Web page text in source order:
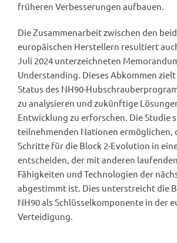
früheren Verbesserungen aufbauen.
Die Zusammenarbeit zwischen den
europäischen Herstellern resultiert
Juli 2024 unterzeichneten
Understanding. Dieses Abkommen
Status des NH90-
zu analysieren und zukünftige
Entwicklung zu erforschen. Die Studie
teilnehmenden Nationen ermöglichen,
Schritte für die Block 2-Evolution in
entscheiden, der mit anderen
Fähigkeiten und Technologien der
abgestimmt ist. Dies unterstreicht die
NH90 als Schlüsselkomponente in der
Verteidigung.